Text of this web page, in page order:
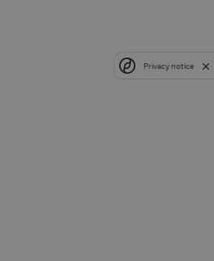
Privacy notice